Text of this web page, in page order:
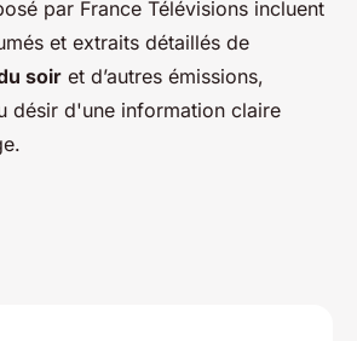
par France Télévisions incluent
et extraits détaillés de
soir et d’autres émissions,
désir d'une information claire